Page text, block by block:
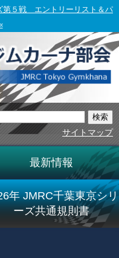
第５戦 エントリーリスト＆パ
サイトマップ
最新情報
年 JMRC千葉東京シリ
ーズ共通規則書